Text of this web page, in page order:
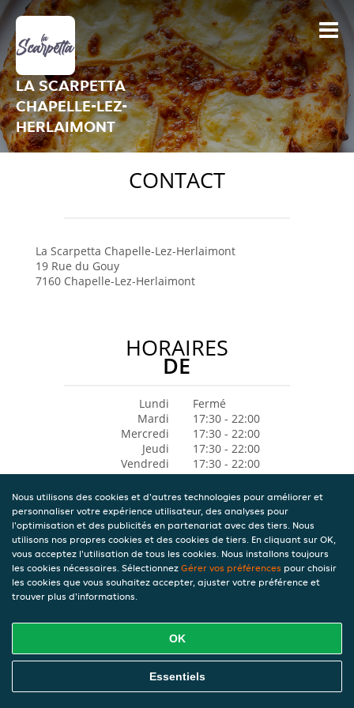
LA SCARPETTA
CHAPELLE-LEZ-
HERLAIMONT
CONTACT
La Scarpetta Chapelle-Lez-Herlaimont
19 Rue du Gouy
7160 Chapelle-Lez-Herlaimont
HORAIRES
DE
Lundi
Fermé
Mardi
17:30 - 22:00
Mercredi
17:30 - 22:00
Jeudi
17:30 - 22:00
Vendredi
17:30 - 22:00
Samedi
17:30 - 22:00
Dimanche
Fermé
Nous utilisons des cookies et d'autres technologies pour améliorer et
personnaliser votre expérience utilisateur, des analyses pour
l'optimisation et des publicités en partenariat avec des tiers. Nous
utilisons nos propres cookies et des cookies de tiers. En cliquant sur OK,
vous acceptez l'utilisation de tous les cookies. Nous installons toujours
les cookies nécessaires. Sélectionnez Gérer vos préférences pour choisir
les cookies que vous souhaitez accepter, ajuster votre préférence et
trouver plus d'informations.
OK
Essentiels